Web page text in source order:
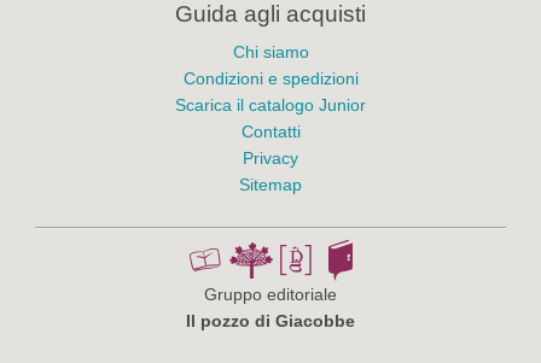
Guida agli acquisti
Chi siamo
Condizioni e spedizioni
Scarica il catalogo Junior
Contatti
Privacy
Sitemap
Gruppo editoriale
Il pozzo di Giacobbe